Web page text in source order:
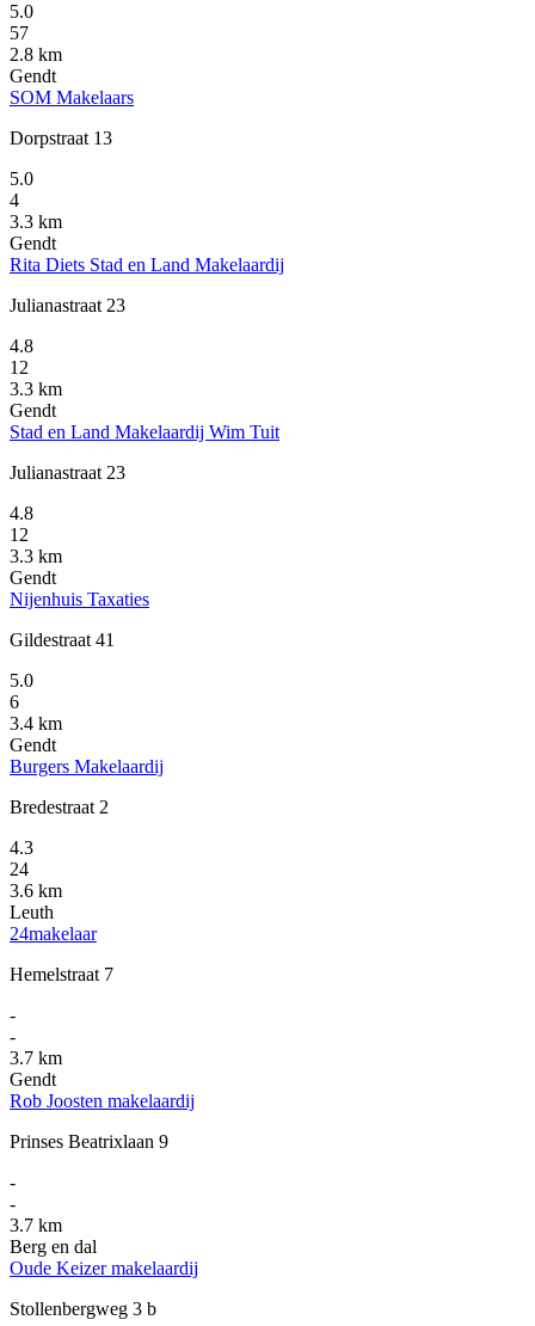
5.0
57
2.8 km
Gendt
SOM Makelaars
Dorpstraat 13
5.0
4
3.3 km
Gendt
Rita Diets Stad en Land Makelaardij
Julianastraat 23
4.8
12
3.3 km
Gendt
Stad en Land Makelaardij Wim Tuit
Julianastraat 23
4.8
12
3.3 km
Gendt
Nijenhuis Taxaties
Gildestraat 41
5.0
6
3.4 km
Gendt
Burgers Makelaardij
Bredestraat 2
4.3
24
3.6 km
Leuth
24makelaar
Hemelstraat 7
-
-
3.7 km
Gendt
Rob Joosten makelaardij
Prinses Beatrixlaan 9
-
-
3.7 km
Berg en dal
Oude Keizer makelaardij
Stollenbergweg 3 b